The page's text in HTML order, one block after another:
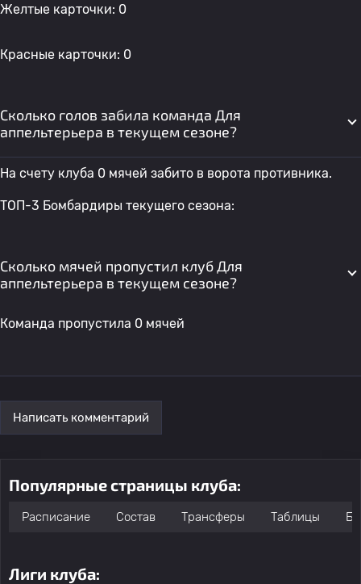
Желтые карточки: 0
Красные карточки: 0
Сколько голов забила команда Для
аппельтерьера в текущем сезоне?
На счету клуба 0 мячей забито в ворота противника.
ТОП-3 Бомбардиры текущего сезона:
Сколько мячей пропустил клуб Для
аппельтерьера в текущем сезоне?
Команда пропустила 0 мячей
Написать комментарий
Популярные страницы клуба:
Расписание Состав Трансферы Таблицы
Лиги клуба: